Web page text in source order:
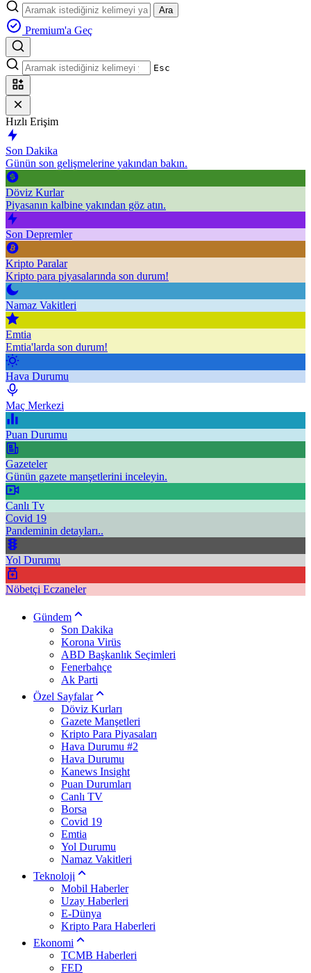
Ara
Premium'a Geç
Esc
Hızlı Erişim
Son Dakika
Günün son gelişmelerine yakından bakın.
Döviz Kurlar
Piyasanın kalbine yakından göz atın.
Son Depremler
Kripto Paralar
Kripto para piyasalarında son durum!
Namaz Vakitleri
Emtia
Emtia'larda son durum!
Hava Durumu
Maç Merkezi
Puan Durumu
Gazeteler
Günün gazete manşetlerini inceleyin.
Canlı Tv
Covid 19
Pandeminin detayları..
Yol Durumu
Nöbetçi Eczaneler
Gündem
Son Dakika
Korona Virüs
ABD Başkanlık Seçimleri
Fenerbahçe
Ak Parti
Özel Sayfalar
Döviz Kurları
Gazete Manşetleri
Kripto Para Piyasaları
Hava Durumu #2
Hava Durumu
Kanews Insight
Puan Durumları
Canlı TV
Borsa
Covid 19
Emtia
Yol Durumu
Namaz Vakitleri
Teknoloji
Mobil Haberler
Uzay Haberleri
E-Dünya
Kripto Para Haberleri
Ekonomi
TCMB Haberleri
FED